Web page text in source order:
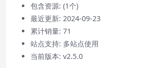
Video Player is loading.
Video
Play
Mute
包含资源: (1个)
最近更新: 2024-09-23
累计销量: 71
站点支持: 多站点使用
当前版本: v2.5.0